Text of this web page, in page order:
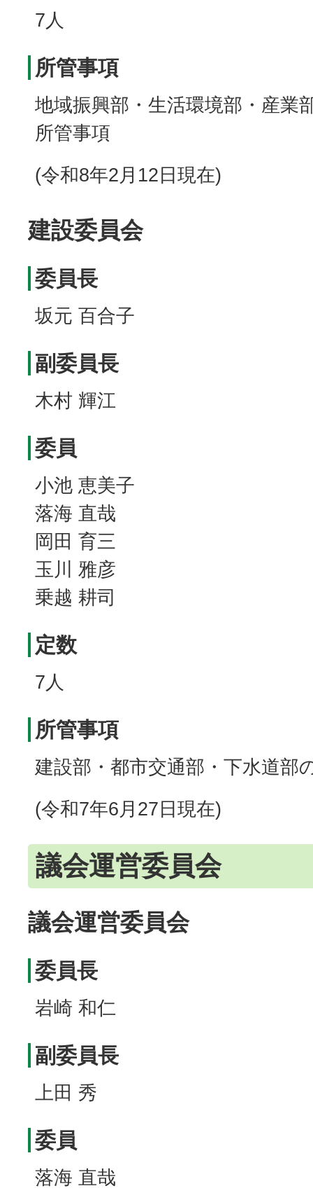
7人
所管事項
地域振興部・生活環境部・産業
所管事項
(令和8年2月12日現在)
建設委員会
委員長
坂元 百合子
副委員長
木村 輝江
委員
小池 恵美子
落海 直哉
岡田 育三
玉川 雅彦
乗越 耕司
定数
7人
所管事項
建設部・都市交通部・下水道部
(令和7年6月27日現在)
議会運営委員会
議会運営委員会
委員長
岩崎 和仁
副委員長
上田 秀
委員
落海 直哉